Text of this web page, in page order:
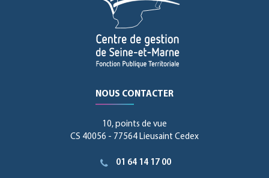
NOUS CONTACTER
10, points de vue
CS 40056 - 77564 Lieusaint Cedex
01 64 14 17 00